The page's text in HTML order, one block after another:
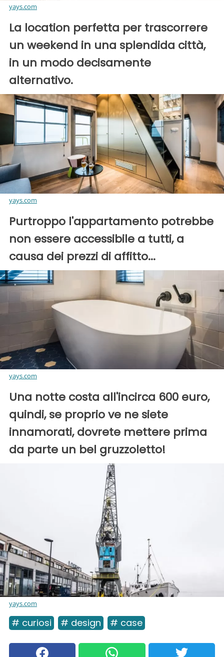
yays.com
La location perfetta per trascorrere
un weekend in una splendida città,
in un modo decisamente
alternativo.
yays.com
Purtroppo l'appartamento potrebbe
non essere accessibile a tutti, a
causa dei prezzi di affitto...
yays.com
Una notte costa all'incirca 600 euro,
quindi, se proprio ve ne siete
innamorati, dovrete mettere prima
da parte un bel gruzzoletto!
yays.com
# curiosi # design # case